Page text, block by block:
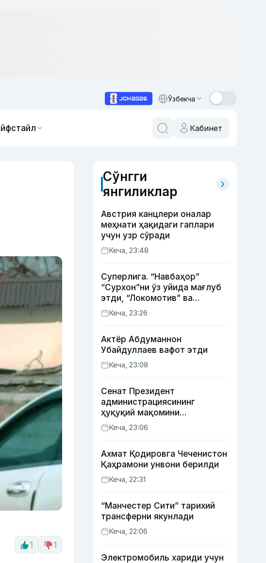
Ўзбекча
Кабинет
1 1
Сўнгги
янгиликлар
Австрия канцлери оналар
меҳнати ҳақидаги гаплари
учун узр сўради
Кеча, 23:48
Суперлига. “Навбаҳор”
“Сурхон”ни ўз уйида мағлуб
этди, “Локомотив” ва
“Хоразм” уйда ғалаба
қозонди
Кеча, 23:26
Актёр Абду­маннон
Убайдуллаев вафот этди
Кеча, 23:08
Сенат Президент
администрациясининг
ҳуқуқий мақомини
белгиловчи конституциявий
қонунни маъқуллади
Кеча, 23:06
Ахмат Қодировга Чеченистон
Қаҳрамони унвони берилди
Кеча, 22:31
“Манчестер Сити” тарихий
трансферни якунлади
Кеча, 22:06
Электромобиль хариди учун